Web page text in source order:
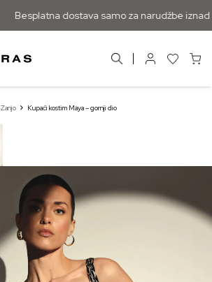
Besplatna dostava samo za narudžbe iznad
Zanjo Kupaći kostim Maya – gornji dio